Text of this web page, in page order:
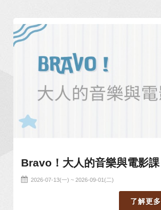
Bravo！大人的音樂與電影課
2026-07-13(一) ~ 2026-09-01(二)
了解更多